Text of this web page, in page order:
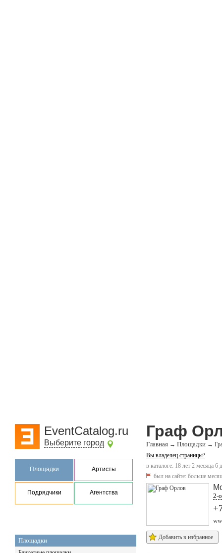
EventCatalog.ru
Выберите город
Площадки Артисты
Подрядчики Агентства
Площадки
Граф
Главная → Площадки →
Вы владелец страницы?
в каталоге: 18 лет 2 месяца 6
был на сайте: больше
2-
Добавить в избранное